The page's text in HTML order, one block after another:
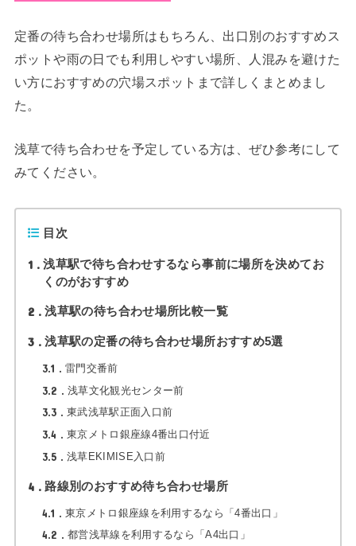
定番の待ち合わせ場所はもちろん、出口別のおすすめス
ポットや雨の日でも利用しやすい場所、人混みを避けた
い方におすすめの穴場スポットまで詳しくまとめまし
た。
浅草で待ち合わせを予定している方は、ぜひ参考にして
みてください。
目次
1
浅草駅で待ち合わせするなら事前に場所を決めてお
くのがおすすめ
2 浅草駅の待ち合わせ場所比較一覧
3 浅草駅の定番の待ち合わせ場所おすすめ5選
3.1 雷門交番前
3.2 浅草文化観光センター前
3.3 東武浅草駅正面入口前
3.4 東京メトロ銀座線4番出口付近
3.5 浅草EKIMISE入口前
4 路線別のおすすめ待ち合わせ場所
4.1 東京メトロ銀座線を利用するなら「4番出口」
4.2 都営浅草線を利用するなら「A4出口」